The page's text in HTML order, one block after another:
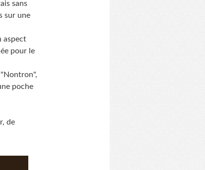
sans
sur une
aspect
pour le
poche
de